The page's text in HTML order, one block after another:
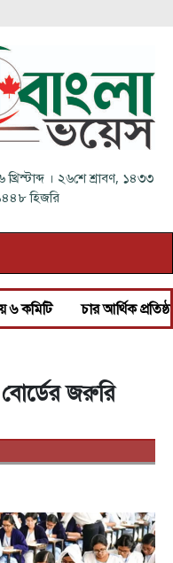
। ২৬শে শ্রাবণ, ১৪৩৩
হিজরি
চার আর্থিক প্রতিষ্ঠান
জরুরি